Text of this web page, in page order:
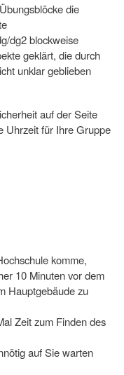
die
dg2 blockweise
geklärt, die durch
unklar geblieben
auf der Seite
Uhrzeit für Ihre Gruppe
komme,
10 Minuten vor dem
Hauptgebäude zu
Zeit zum Finden des
auf Sie warten